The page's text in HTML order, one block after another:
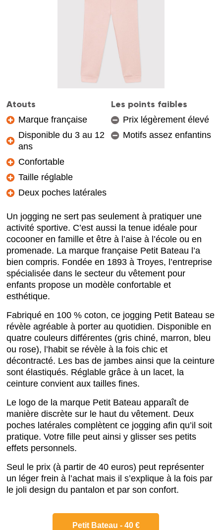
Atouts
Marque française
Disponible du 3 au 12
ans
Confortable
Taille réglable
Deux poches latérales
Les points faibles
Prix légèrement élevé
Motifs assez enfantins
Un jogging ne sert pas seulement à pratiquer une
activité sportive. C’est aussi la tenue idéale pour
cocooner en famille et être à l’aise à l’école ou en
promenade. La marque française Petit Bateau l’a
bien compris. Fondée en 1893 à Troyes, l’entreprise
spécialisée dans le secteur du vêtement pour
enfants propose un modèle confortable et
esthétique.
Fabriqué en 100 % coton, ce jogging Petit Bateau se
révèle agréable à porter au quotidien. Disponible en
quatre couleurs différentes (gris chiné, marron, bleu
ou rose), l’habit se révèle à la fois chic et
décontracté. Les bas de jambes ainsi que la ceinture
sont élastiqués. Réglable grâce à un lacet, la
ceinture convient aux tailles fines.
Le logo de la marque Petit Bateau apparaît de
manière discrète sur le haut du vêtement. Deux
poches latérales complètent ce jogging afin qu’il soit
pratique. Votre fille peut ainsi y glisser ses petits
effets personnels.
Seul le prix (à partir de 40 euros) peut représenter
un léger frein à l’achat mais il s’explique à la fois par
le joli design du pantalon et par son confort.
Petit Bateau - 40 €